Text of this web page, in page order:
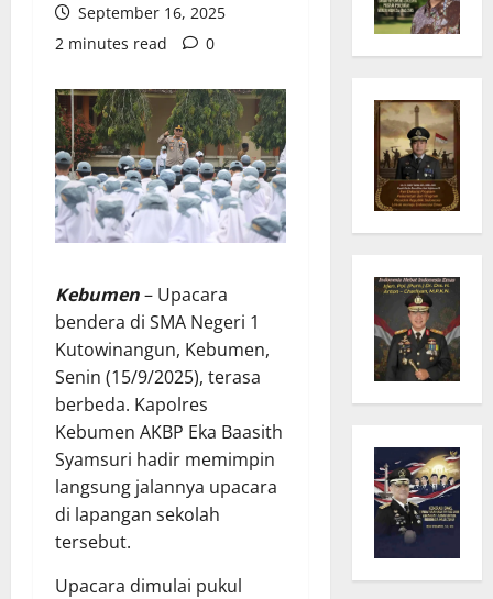
September 16, 2025
2 minutes read
0
Kebumen– Upacara
bendera di SMA Negeri 1
Kutowinangun, Kebumen,
Senin (15/9/2025), terasa
berbeda. Kapolres
Kebumen AKBP Eka Baasith
Syamsuri hadir memimpin
langsung jalannya upacara
di lapangan sekolah
tersebut.
Upacara dimulai pukul